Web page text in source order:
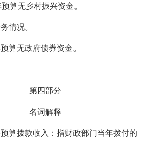
算无乡村振兴资金。
情况。
算无政府债券资金。
第四部分
名词解释
算拨款收入：指财政部门当年拨付的